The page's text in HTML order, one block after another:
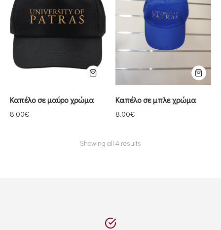
Καπέλο σε μαύρο χρώμα
8.00€
Καπέλο σε μπλε χρώμα
8.00€
Showing all 4 results